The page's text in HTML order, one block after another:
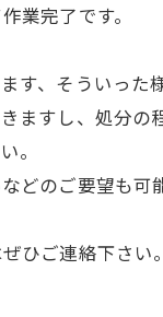
業完了です。
す、そういっ
ますし、処分
。
どのご要望も可
ひご連絡下さい。